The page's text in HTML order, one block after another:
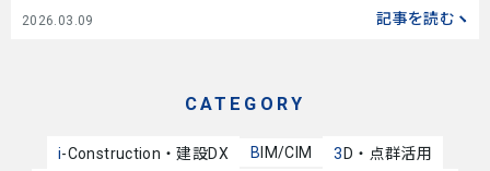
2026.03.09 記事を読む
CATEGORY
i-Construction・建設DX BIM/CIM
3D・点群活用